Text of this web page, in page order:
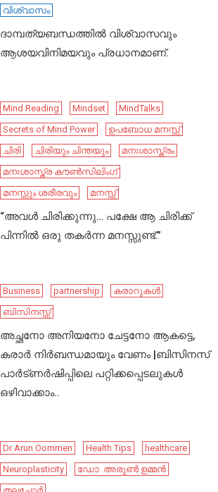
വിശ്വാസം
ദാമ്പത്യബന്ധത്തിൽ വിശ്വാസവും
ആശയവിനിമയവും പ്രധാനമാണ്.
Mind Reading Mindset
MindTalks
Secrets of Mind Power
ഉപബോധ മനസ്സ്
ചിരി
ചിരിയും ചിന്തയും
മനഃശാസ്ത്രം
മനഃശാസ്ത്ര കൗൺസിലിംഗ്
മനസ്സും ശരീരവും
മനസ്സ്
“അവൾ ചിരിക്കുന്നു… പക്ഷേ ആ ചിരിക്ക്
പിന്നിൽ ഒരു തകർന്ന മനസ്സുണ്ട്.”
Business partnership
കരാറുകൾ
ബിസിനസ്സ്
അച്ഛനോ അനിയനോ ചേട്ടനോ ആകട്ടെ,
കരാർ നിർബന്ധമായും വേണം |ബിസിനസ്
പാർട്ണർഷിപ്പിലെ പറ്റിക്കപ്പെടലുകൾ
ഒഴിവാക്കാം..
Dr Arun Oommen Health Tips
healthcare
Neuroplasticity
ഡോ .അരുൺ ഉമ്മൻ